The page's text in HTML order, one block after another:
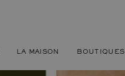
LA MAISON BOUTIQUES